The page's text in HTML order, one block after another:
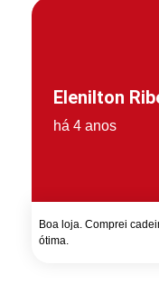
Elenilton
há 4 anos
Boa loja. Comprei
ótima.